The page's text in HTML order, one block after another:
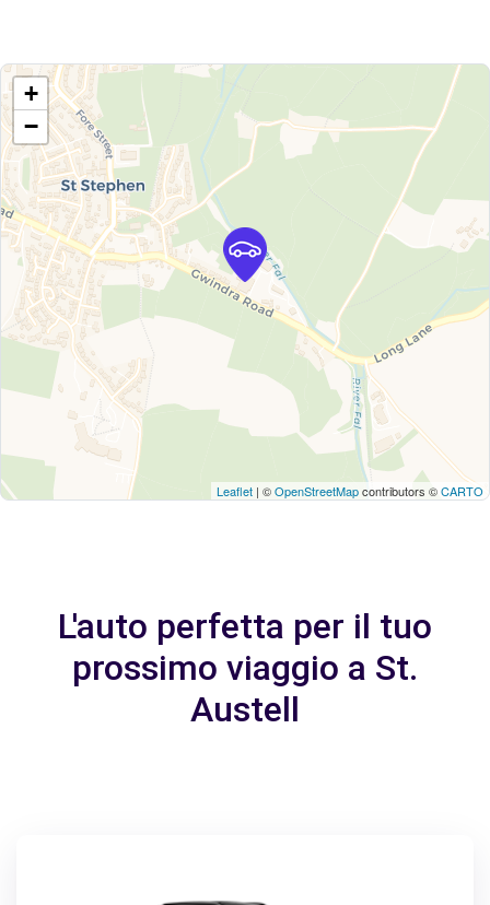
+
−
Leaflet | ©OpenStreetMapcontributors ©CARTO
L'auto perfetta per il tuo
prossimo viaggio a St.
Austell